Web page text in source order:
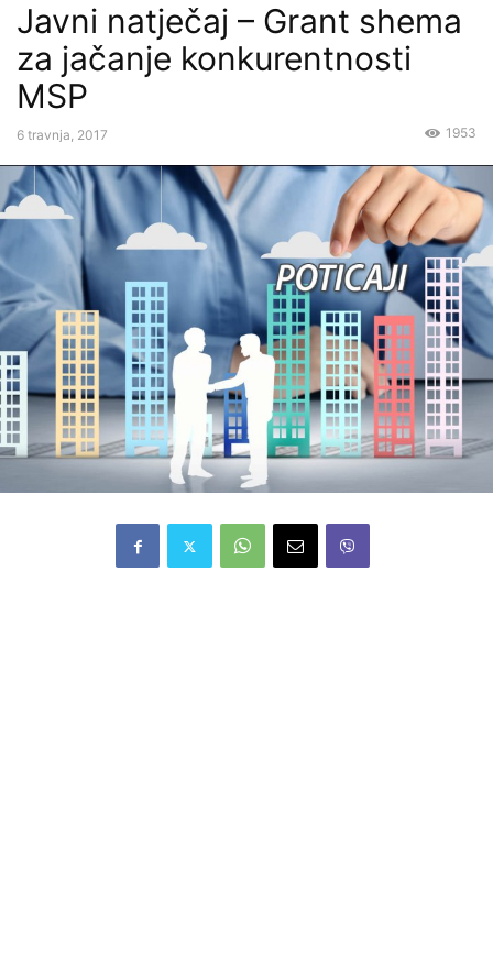
Javni natječaj – Grant shema
za jačanje konkurentnosti
MSP
6 travnja, 2017 1953